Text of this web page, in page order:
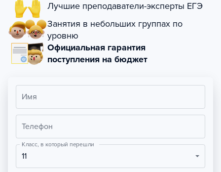
Лучшие преподаватели-эксперты ЕГЭ
Занятия в небольших группах по
уровню
Официальная гарантия
поступления на бюджет
Имя
Телефон
Класс, в который перешли
11